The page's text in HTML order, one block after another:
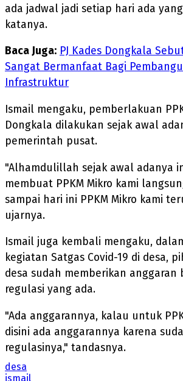
ada jadwal jadi setiap hari ada
katanya.
Baca Juga: PJ Kades Dongkala
Sangat Bermanfaat Bagi
Infrastruktur
Ismail mengaku, pemberlakuan
Dongkala dilakukan sejak awal
pemerintah pusat.
"Alhamdulillah sejak awal adanya
membuat PPKM Mikro kami
sampai hari ini PPKM Mikro kami
ujarnya.
Ismail juga kembali mengaku,
kegiatan Satgas Covid-19 di desa,
desa sudah memberikan anggaran
regulasi yang ada.
"Ada anggarannya, kalau untuk
disini ada anggarannya karena
regulasinya," tandasnya.
desa
ismail